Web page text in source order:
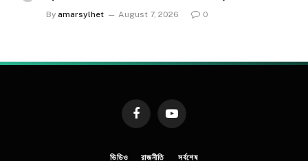
By amarsylhet August 7, 2026 0
FacebookYouTube
ভিডিও রাজনীতি সর্বশেষ